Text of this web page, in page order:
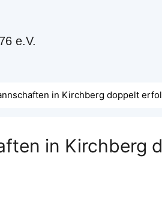
e.V.
in Kirchberg doppelt
in Kirchberg